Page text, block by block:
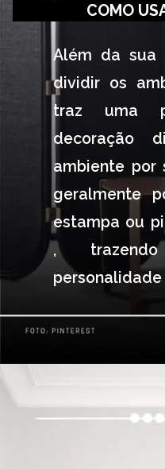
Além da sua
dividir os
traz uma
decoração
ambiente por
geralmente
estampa ou
,
COMO